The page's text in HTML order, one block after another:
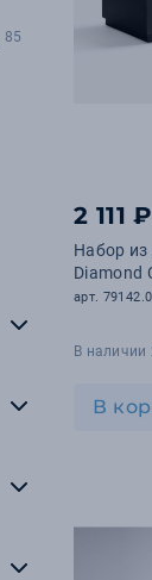
85
2 111 ₽
Набор из
Diamond
арт.
В наличии
В